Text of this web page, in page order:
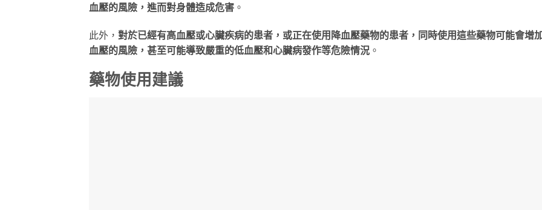
血壓的風險，進而對身體造成危害 。
此外， 對於已經有高血壓或心臟疾病的患者，或正在使用降血壓藥物的患者，同時使用這些藥物可能會增
血壓的風險，甚至可能導致嚴重的低血壓和心臟病發作等危險情況 。
藥物使用建議